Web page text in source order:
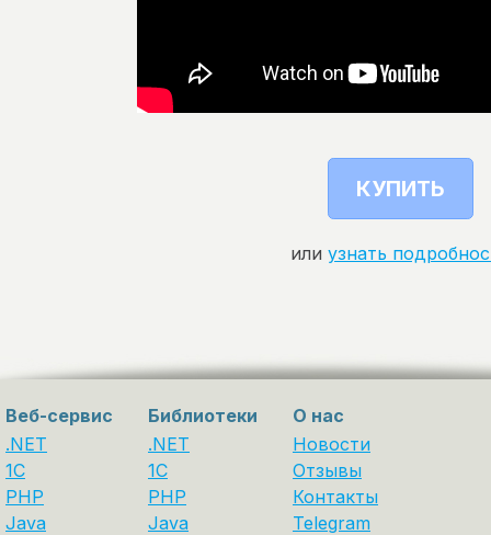
КУПИТЬ
или узнать
Веб-сервис
.NET
1C
PHP
Java
Библиотеки
.NET
1С
PHP
Java
О нас
Новости
Отзывы
Контакты
Telegram